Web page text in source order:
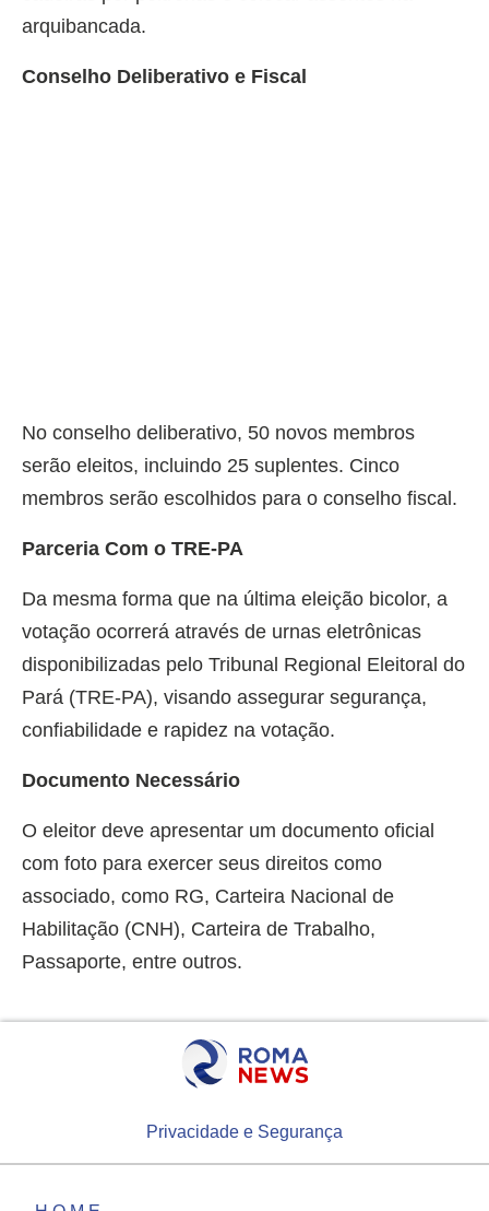
arquibancada.
Conselho Deliberativo e Fiscal
No conselho deliberativo, 50 novos membros
serão eleitos, incluindo 25 suplentes. Cinco
membros serão escolhidos para o conselho fiscal.
Parceria Com o TRE-PA
Da mesma forma que na última eleição bicolor, a
votação ocorrerá através de urnas eletrônicas
disponibilizadas pelo Tribunal Regional Eleitoral do
Pará (TRE-PA), visando assegurar segurança,
confiabilidade e rapidez na votação.
Documento Necessário
O eleitor deve apresentar um documento oficial
com foto para exercer seus direitos como
associado, como RG, Carteira Nacional de
Habilitação (CNH), Carteira de Trabalho,
Passaporte, entre outros.
Privacidade e Segurança